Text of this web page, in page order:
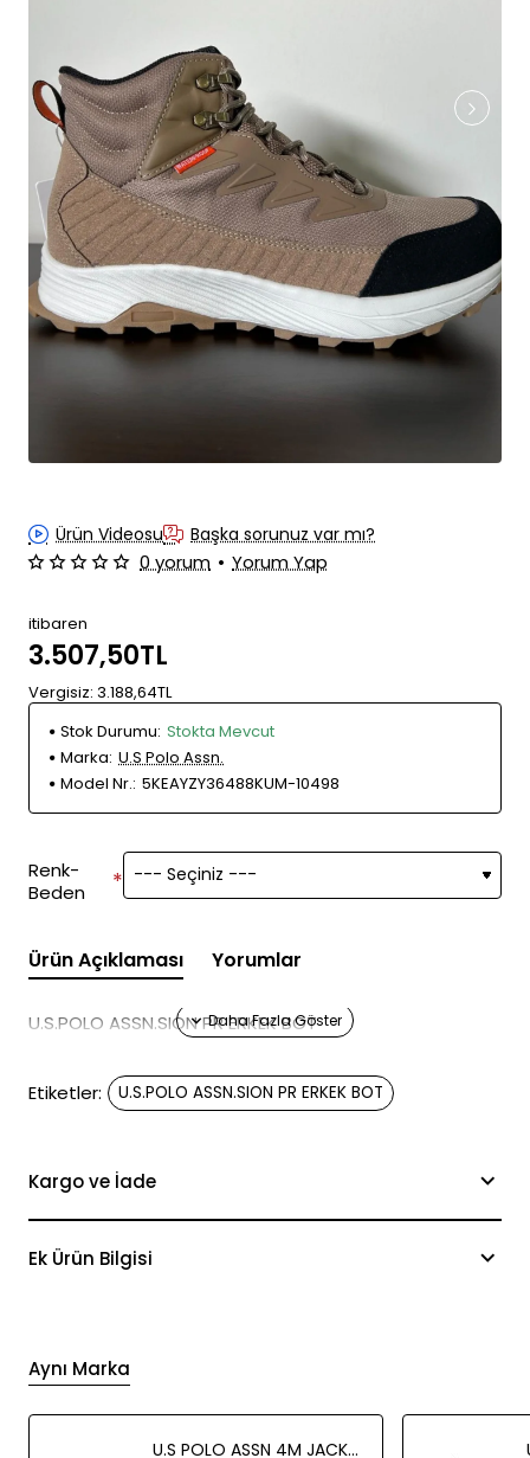
Ürün Videosu Başka sorunuz var mı?
0 yorum • Yorum Yap
itibaren
3.507,50TL
Vergisiz: 3.188,64TL
Stok Durumu: Stokta Mevcut
Marka: U.S Polo Assn.
Model Nr.: 5KEAYZY36488KUM-10498
Renk-
Beden
Ürün Açıklaması Yorumlar
U.S.POLO ASSN.SION PR ERKEK BOT
Etiketler: U.S.POLO ASSN.SION PR ERKEK BOT
Kargo ve İade
Ek Ürün Bilgisi
Aynı Marka
U.S POLO ASSN 4M JACKY FX ERKEK AYAKKABI